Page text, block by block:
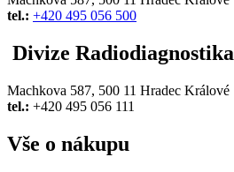
tel.: +420 495 056 500
Divize Radiodiagnostika
Machkova 587, 500 11 Hradec Králové
tel.: +420 495 056 111
Vše o nákupu